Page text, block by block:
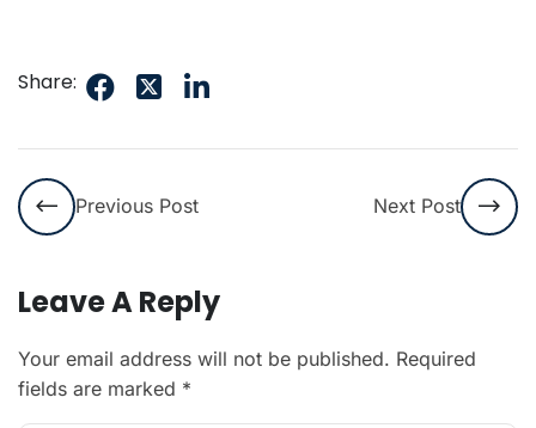
Share:
Previous Post Next Post
Leave A Reply
Your email address will not be published. Required
fields are marked *